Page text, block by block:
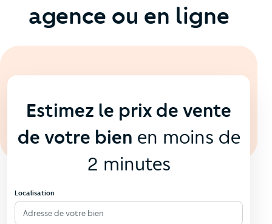
agence ou en ligne
Estimez le prix de vente
de votre bien en moins de
2 minutes
Localisation
Adresse de votre bien